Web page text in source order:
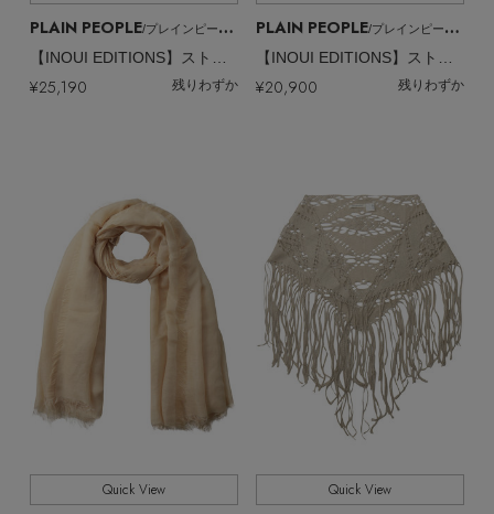
PLAIN PEOPLE/プレインピープル
¥20,900 残りわずか
PLAIN PEOPLE/プレインピープル
¥25,190 残りわずか
Quick View
Quick View